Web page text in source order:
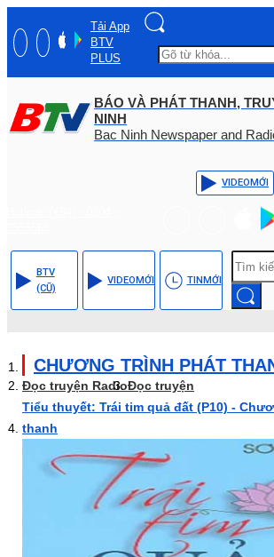
Tải App
BTV
PLUS
BÁO VÀ PHÁT THANH,
NINH
Bac Ninh Newspaper and
VIDEOMỚI
BTV
(CŨ)
VIDEOMỚI TINMỚI
CHƯƠNG TRÌNH PHÁT
Đọc truyện RadioĐọc truyện
Tiểu thuyết: Trái tim quả đất (P10) -
thanh